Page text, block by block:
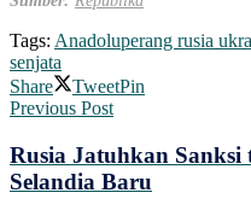
Tags: Anadoluperang rusia
senjata
Share
TweetPin
Previous Post
Rusia Jatuhkan
Selandia Baru